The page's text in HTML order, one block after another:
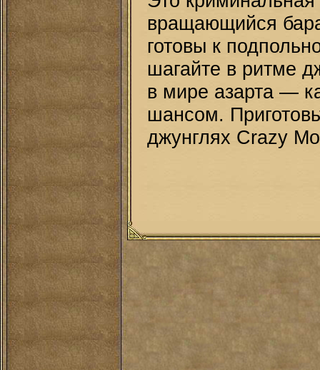
вращающийся
готовы к
шагайте в ритме
в мире азарта —
шансом.
джунглях Crazy